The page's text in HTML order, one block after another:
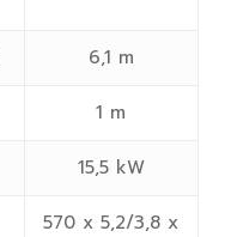
6,1 m
1 m
15,5 kW
570 x 5,2/3,8 x